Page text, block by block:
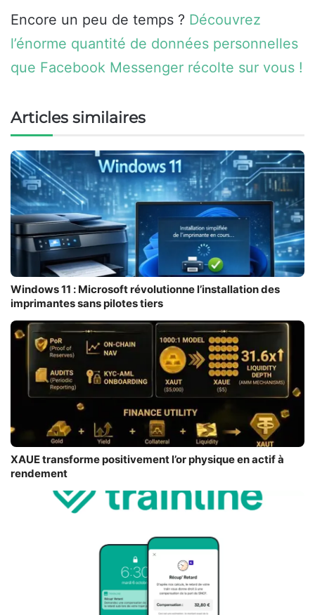
Encore un peu de temps ? Découvrez
l’énorme quantité de données personnelles
que Facebook Messenger récolte sur vous !
Articles similaires
Windows 11 : Microsoft révolutionne l’installation des
imprimantes sans pilotes tiers
XAUE transforme positivement l’or physique en actif à
rendement